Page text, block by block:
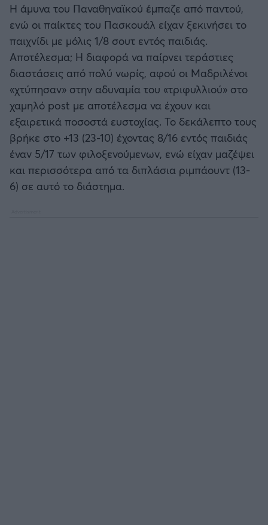
Η άμυνα του Παναθηναϊκού έμπαζε από παντού,
ενώ οι παίκτες του Πασκουάλ είχαν ξεκινήσει το
παιχνίδι με μόλις 1/8 σουτ εντός παιδιάς.
Αποτέλεσμα; Η διαφορά να παίρνει τεράστιες
διαστάσεις από πολύ νωρίς, αφού οι Μαδριλένοι
«χτύπησαν» στην αδυναμία του «τριφυλλιού» στο
χαμηλό post με αποτέλεσμα να έχουν και
εξαιρετικά ποσοστά ευστοχίας. Το δεκάλεπτο τους
βρήκε στο +13 (23-10) έχοντας 8/16 εντός παιδιάς
έναν 5/17 των φιλοξενούμενων, ενώ είχαν μαζέψει
και περισσότερα από τα διπλάσια ριμπάουντ (13-
6) σε αυτό το διάστημα.